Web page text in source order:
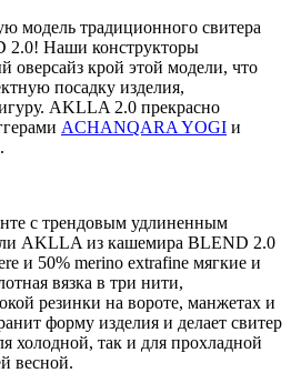
модель традиционного свитера
Наши конструкторы
оверсайз крой этой модели, что
посадку изделия,
AKLLA 2.0 прекрасно
ACHANQARA YOGI и
.
с трендовым удлиненным
AKLLA из кашемира BLEND 2.0
и 50% merino extrafine мягкие и
вязка в три нити,
резинки на вороте, манжетах и
форму изделия и делает свитер
холодной, так и для прохладной
весной.